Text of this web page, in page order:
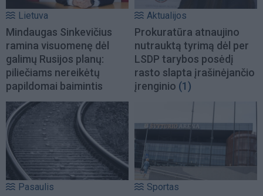
Lietuva
Mindaugas Sinkevičius
ramina visuomenę dėl
galimų Rusijos planų:
piliečiams nereikėtų
papildomai baimintis
Aktualijos
Prokuratūra atnaujino
nutrauktą tyrimą dėl per
LSDP tarybos posėdį
rasto slapta įrašinėjančio
įrenginio (1)
Pasaulis Sportas